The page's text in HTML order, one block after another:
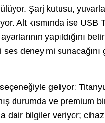
Şarj kutusu,
Alt kısmında ise
yapıldığını
ses deneyimi
geliyor:
durumda ve premium bir
dair bilgiler veriyor;